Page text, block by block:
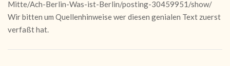
Mitte/Ach-Berlin-Was-ist-Berlin/posting-30459951/show/
Wir bitten um Quellenhinweise wer diesen genialen Text zuerst
verfaßt hat.